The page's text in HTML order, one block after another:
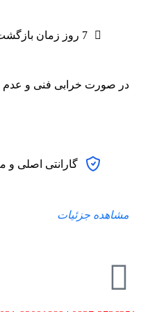
7 روز زمان بازگشت وجه
در صورت خرابی فنی و عدم
گارانتی اصلی و
مشاهده جزئیات